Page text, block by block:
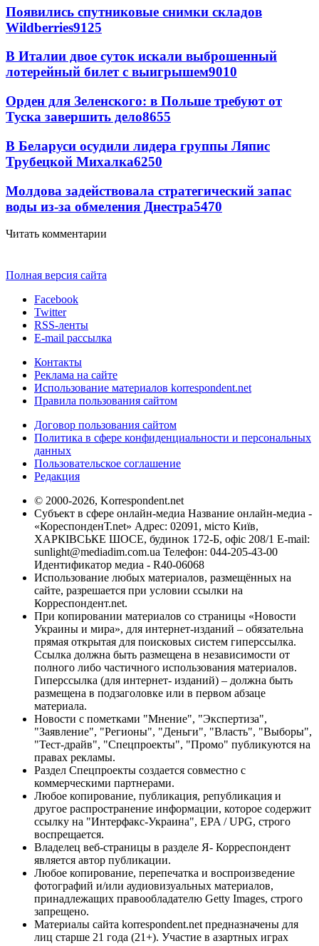
Появились спутниковые снимки складов
Wildberries9125
В Италии двое суток искали выброшенный
лотерейный билет с выигрышем9010
Орден для Зеленского: в Польше требуют от
Туска завершить дело8655
В Беларуси осудили лидера группы Ляпис
Трубецкой Михалка6250
Молдова задействовала стратегический запас
воды из-за обмеления Днестра5470
Читать комментарии
Полная версия сайта
Facebook
Twitter
RSS-ленты
E-mail рассылка
Контакты
Реклама на сайте
Использование материалов korrespondent.net
Правила пользования сайтом
Договор пользования сайтом
Политика в сфере конфиденциальности и персональных
данных
Пользовательское соглашение
Редакция
© 2000-2026, Korrespondent.net
Субъект в сфере онлайн-медиа Название онлайн-медиа -
«КореспонденТ.net» Адрес: 02091, місто Київ,
ХАРКІВСЬКЕ ШОСЕ, будинок 172-Б, офіс 208/1 E-mail:
sunlight@mediadim.com.ua Телефон: 044-205-43-00
Идентификатор медиа - R40-06068
Использование любых материалов, размещённых на
сайте, разрешается при условии ссылки на
Корреспондент.net.
При копировании материалов со страницы «Новости
Украины и мира», для интернет-изданий – обязательна
прямая открытая для поисковых систем гиперссылка.
Ссылка должна быть размещена в независимости от
полного либо частичного использования материалов.
Гиперссылка (для интернет- изданий) – должна быть
размещена в подзаголовке или в первом абзаце
материала.
Новости с пометками "Мнение", "Экспертиза",
"Заявление", "Регионы", "Деньги", "Власть", "Выборы",
"Тест-драйв", "Спецпроекты", "Промо" публикуются на
правах рекламы.
Раздел Спецпроекты создается совместно с
коммерческими партнерами.
Любое копирование, публикация, републикация и
другое распространение информации, которое содержит
ссылку на "Интерфакс-Украина", EPA / UPG, строго
воспрещается.
Владелец веб-страницы в разделе Я- Корреспондент
является автор публикации.
Любое копирование, перепечатка и воспроизведение
фотографий и/или аудиовизуальных материалов,
принадлежащих правообладателю Getty Images, строго
запрещено.
Материалы сайта korrespondent.net предназначены для
лиц старше 21 года (21+). Участие в азартных играх